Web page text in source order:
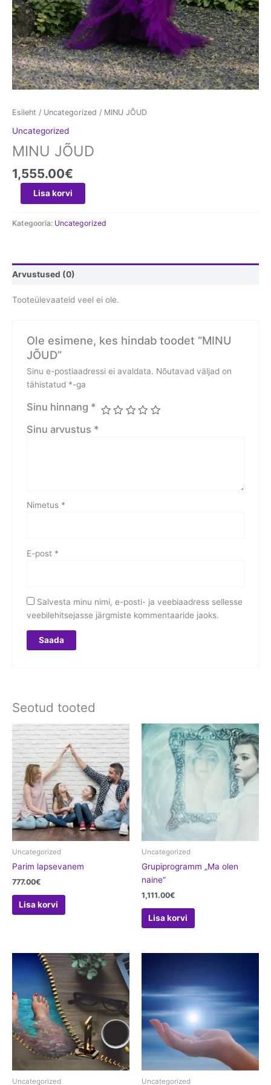
Esileht / Uncategorized / MINU JÕUD
Uncategorized
MINU JÕUD
1,555.00€
Lisa korvi
Kategooria: Uncategorized
Arvustused (0)
Tooteülevaateid veel ei ole.
Ole esimene, kes hindab toodet “MINU
JÕUD”
Sinu e-postiaadressi ei avaldata. Nõutavad väljad on
tähistatud *-ga
Sinu hinnang *
Sinu arvustus *
Nimetus *
E-post *
Salvesta minu nimi, e-posti- ja veebiaadress sellesse
veebilehitsejasse järgmiste kommentaaride jaoks.
Seotud tooted
Uncategorized
Parim lapsevanem
777.00€
Lisa korvi
Uncategorized
Grupiprogramm „Ma olen
naine“
1,111.00€
Lisa korvi
Uncategorized Uncategorized